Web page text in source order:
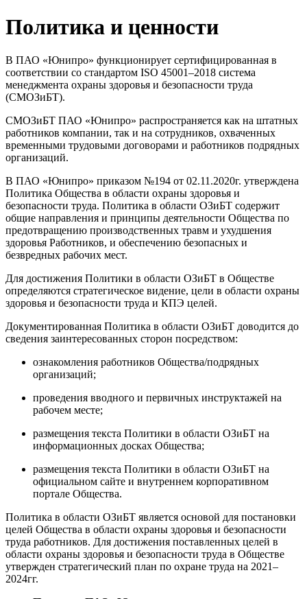
Политика и ценности
В ПАО «Юнипро» функционирует сертифицированная в
соответствии со стандартом ISO 45001–2018 система
менеджмента охраны здоровья и безопасности труда
(СМОЗиБТ).
СМОЗиБТ ПАО «Юнипро» распространяется как на штатных
работников компании, так и на сотрудников, охваченных
временными трудовыми договорами и работников подрядных
организаций.
В ПАО «Юнипро» приказом №194 от 02.11.2020г. утверждена
Политика Общества в области охраны здоровья и
безопасности труда. Политика в области ОЗиБТ содержит
общие направления и принципы деятельности Общества по
предотвращению производственных травм и ухудшения
здоровья Работников, и обеспечению безопасных и
безвредных рабочих мест.
Для достижения Политики в области ОЗиБТ в Обществе
определяются стратегическое видение, цели в области охраны
здоровья и безопасности труда и КПЭ целей.
Документированная Политика в области ОЗиБТ доводится до
сведения заинтересованных сторон посредством:
ознакомления работников Общества/подрядных
организаций;
проведения вводного и первичных инструктажей на
рабочем месте;
размещения текста Политики в области ОЗиБТ на
информационных досках Общества;
размещения текста Политики в области ОЗиБТ на
официальном сайте и внутреннем корпоративном
портале Общества.
Политика в области ОЗиБТ является основой для постановки
целей Общества в области охраны здоровья и безопасности
труда работников. Для достижения поставленных целей в
области охраны здоровья и безопасности труда в Обществе
утвержден стратегический план по охране труда на 2021–
2024гг.